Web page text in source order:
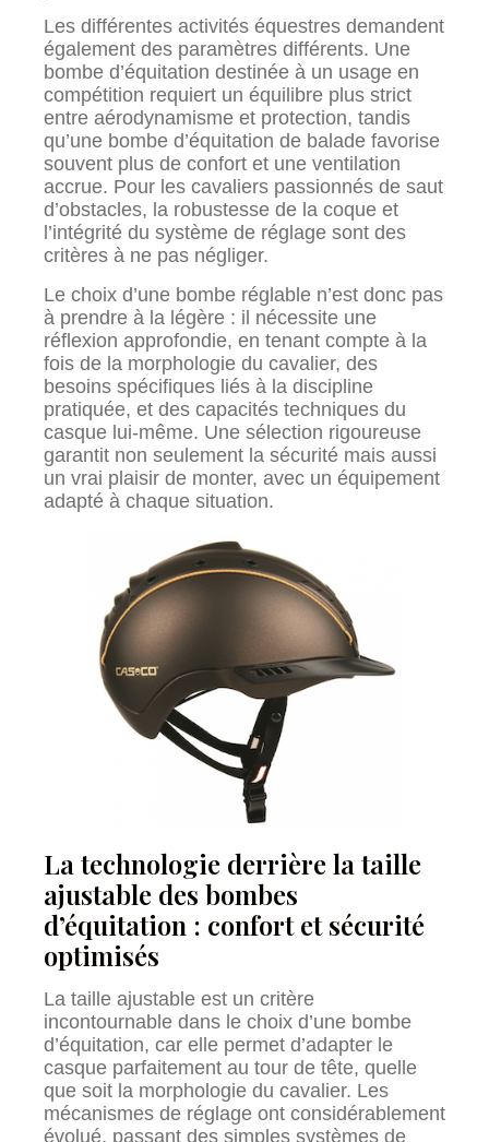
Les différentes activités équestres demandent
également des paramètres différents. Une
bombe d’équitation destinée à un usage en
compétition requiert un équilibre plus strict
entre aérodynamisme et protection, tandis
qu’une bombe d’équitation de balade favorise
souvent plus de confort et une ventilation
accrue. Pour les cavaliers passionnés de saut
d’obstacles, la robustesse de la coque et
l’intégrité du système de réglage sont des
critères à ne pas négliger.
Le choix d’une bombe réglable n’est donc pas
à prendre à la légère : il nécessite une
réflexion approfondie, en tenant compte à la
fois de la morphologie du cavalier, des
besoins spécifiques liés à la discipline
pratiquée, et des capacités techniques du
casque lui-même. Une sélection rigoureuse
garantit non seulement la sécurité mais aussi
un vrai plaisir de monter, avec un équipement
adapté à chaque situation.
La technologie derrière la taille
ajustable des bombes
d’équitation : confort et sécurité
optimisés
La taille ajustable est un critère
incontournable dans le choix d’une bombe
d’équitation, car elle permet d’adapter le
casque parfaitement au tour de tête, quelle
que soit la morphologie du cavalier. Les
mécanismes de réglage ont considérablement
évolué, passant des simples systèmes de